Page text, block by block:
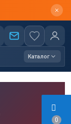
0
Каталог